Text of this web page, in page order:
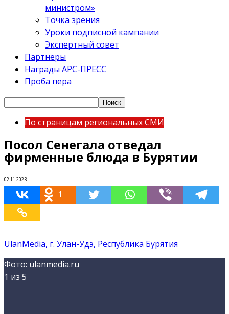
министром»
Точка зрения
Уроки подписной кампании
Экспертный совет
Партнеры
Награды АРС-ПРЕСС
Проба пера
По страницам региональных СМИ
Посол Сенегала отведал
фирменные блюда в Бурятии
02.11.2023
1
UlanMedia, г. Улан-Удэ, Республика Бурятия
Фото: ulanmedia.ru
1 из 5